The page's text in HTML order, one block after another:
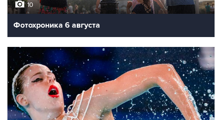
10
Фотохроника 6 августа